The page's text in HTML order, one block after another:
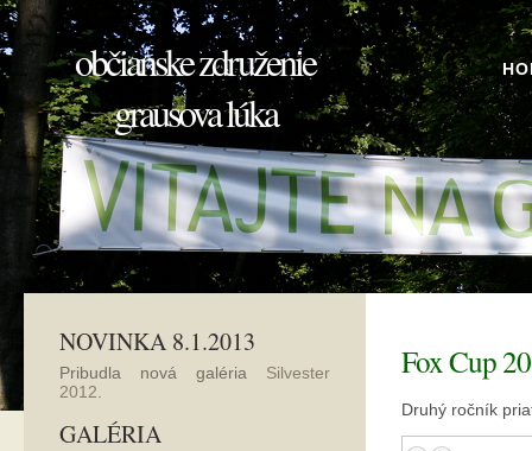
občianske združenie
grausova lúka
Fox Cup
Druhý ročník
NOVINKA 8.1.2013
Pribudla nová galéria Silvester
2012
GALÉRIA